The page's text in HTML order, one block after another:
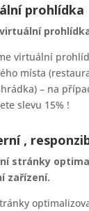
prohlídka
virtuální
virtuální
místa
– na
slevu 15% !
,
stránky
zařízení.